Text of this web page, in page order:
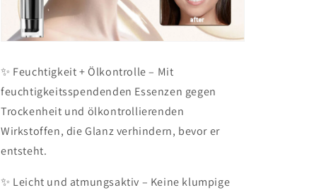
✨ Feuchtigkeit + Ölkontrolle – Mit
feuchtigkeitsspendenden Essenzen gegen
Trockenheit und ölkontrollierenden
Wirkstoffen, die Glanz verhindern, bevor er
entsteht.
✨ Leicht und atmungsaktiv – Keine klumpige